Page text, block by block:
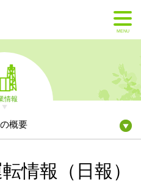
MENU
情報
概要
情報（日報）